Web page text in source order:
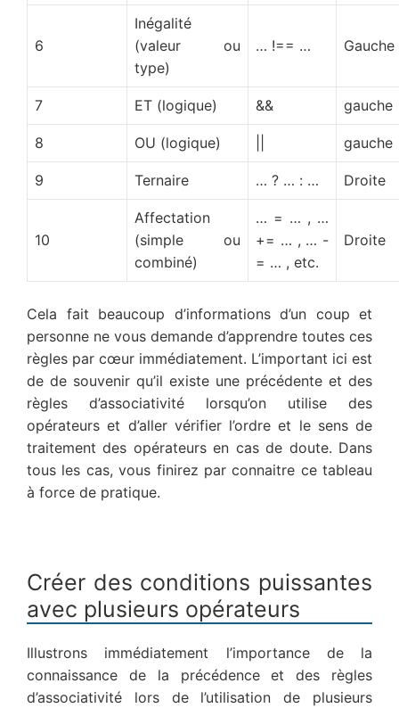
6
Inégalité
(valeur ou
type)
… !== … Gauche
7 ET (logique) && gauche
8 OU (logique) gauche
9 Ternaire … ? … : … Droite
10
Affectation
(simple ou
combiné)
… = … , …
+= … , … -
= … , etc.
Droite
Cela fait beaucoup d’informations d’un coup et
personne ne vous demande d’apprendre toutes ces
règles par cœur immédiatement. L’important ici est
de de souvenir qu’il existe une précédente et des
règles d’associativité lorsqu’on utilise des
opérateurs et d’aller vérifier l’ordre et le sens de
traitement des opérateurs en cas de doute. Dans
tous les cas, vous finirez par connaitre ce tableau
à force de pratique.
Créer des conditions puissantes
avec plusieurs opérateurs
Illustrons immédiatement l’importance de la
connaissance de la précédence et des règles
d’associativité lors de l’utilisation de plusieurs